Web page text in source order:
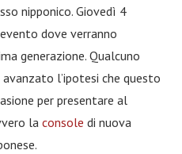
nipponico. Giovedì 4
dove verranno
generazione. Qualcuno
l’ipotesi che questo
per presentare al
la console di nuova